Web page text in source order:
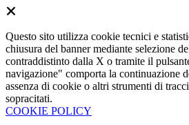
Questo sito utilizza cookie tecnici e
chiusura del banner mediante selezione
contraddistinto dalla X o tramite il
navigazione" comporta la continuazione
assenza di cookie o altri strumenti di
sopracitati.
COOKIE POLICY